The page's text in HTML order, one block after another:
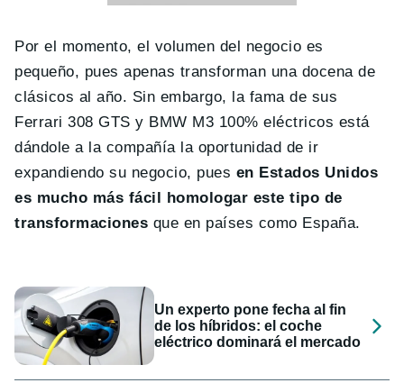
Por el momento, el volumen del negocio es
pequeño, pues apenas transforman una docena de
clásicos al año. Sin embargo, la fama de sus
Ferrari 308 GTS y BMW M3 100% eléctricos está
dándole a la compañía la oportunidad de ir
expandiendo su negocio, pues en Estados Unidos
es mucho más fácil homologar este tipo de
transformaciones que en países como España.
Un experto pone fecha al fin
de los híbridos: el coche
eléctrico dominará el mercado